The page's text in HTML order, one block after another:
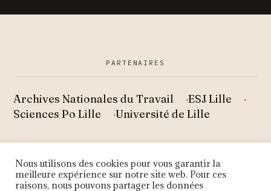
PARTENAIRES
Archives Nationales du Travail
ESJ Lille
Sciences Po Lille
Université de Lille
DRAC Hauts-de-France DILCRAH
Nous utilisons des cookies pour vous garantir la
meilleure expérience sur notre site web. Pour ces
raisons, nous pouvons partager les données